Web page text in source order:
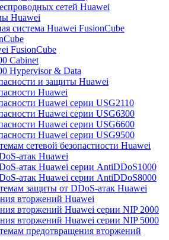
сетей Huawei
Huawei
система Huawei FusionCube
FusionCube
Cabinet
Hypervisor & Data
и защиты Huawei
Huawei
Huawei серии USG2110
Huawei серии USG6300
Huawei серии USG6600
Huawei серии USG9500
сетевой безопастности Huawei
атак Huawei
атак Huawei серии AntiDDoS1000
атак Huawei серии AntiDDoS8000
защиты от DDoS-атак Huawei
вторжений Huawei
вторжений Huawei серии NIP 2000
вторжений Huawei серии NIP 5000
предотвращения вторжений